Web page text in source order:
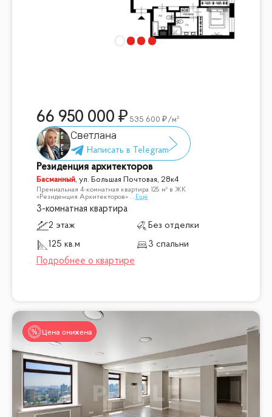
66 950 000 535 600 /м²
Светлана
Резиденция архитекторов
Басманный, ул. Большая Почтовая, 28к4
Премиальная 4-комнатная квартира 125 м² в ЖК
«Резиденция Архитекторов» ... Ещё
3-комнатная квартира
2 этаж
Без отделки
125 кв.м
3 спальни
Цена снижена